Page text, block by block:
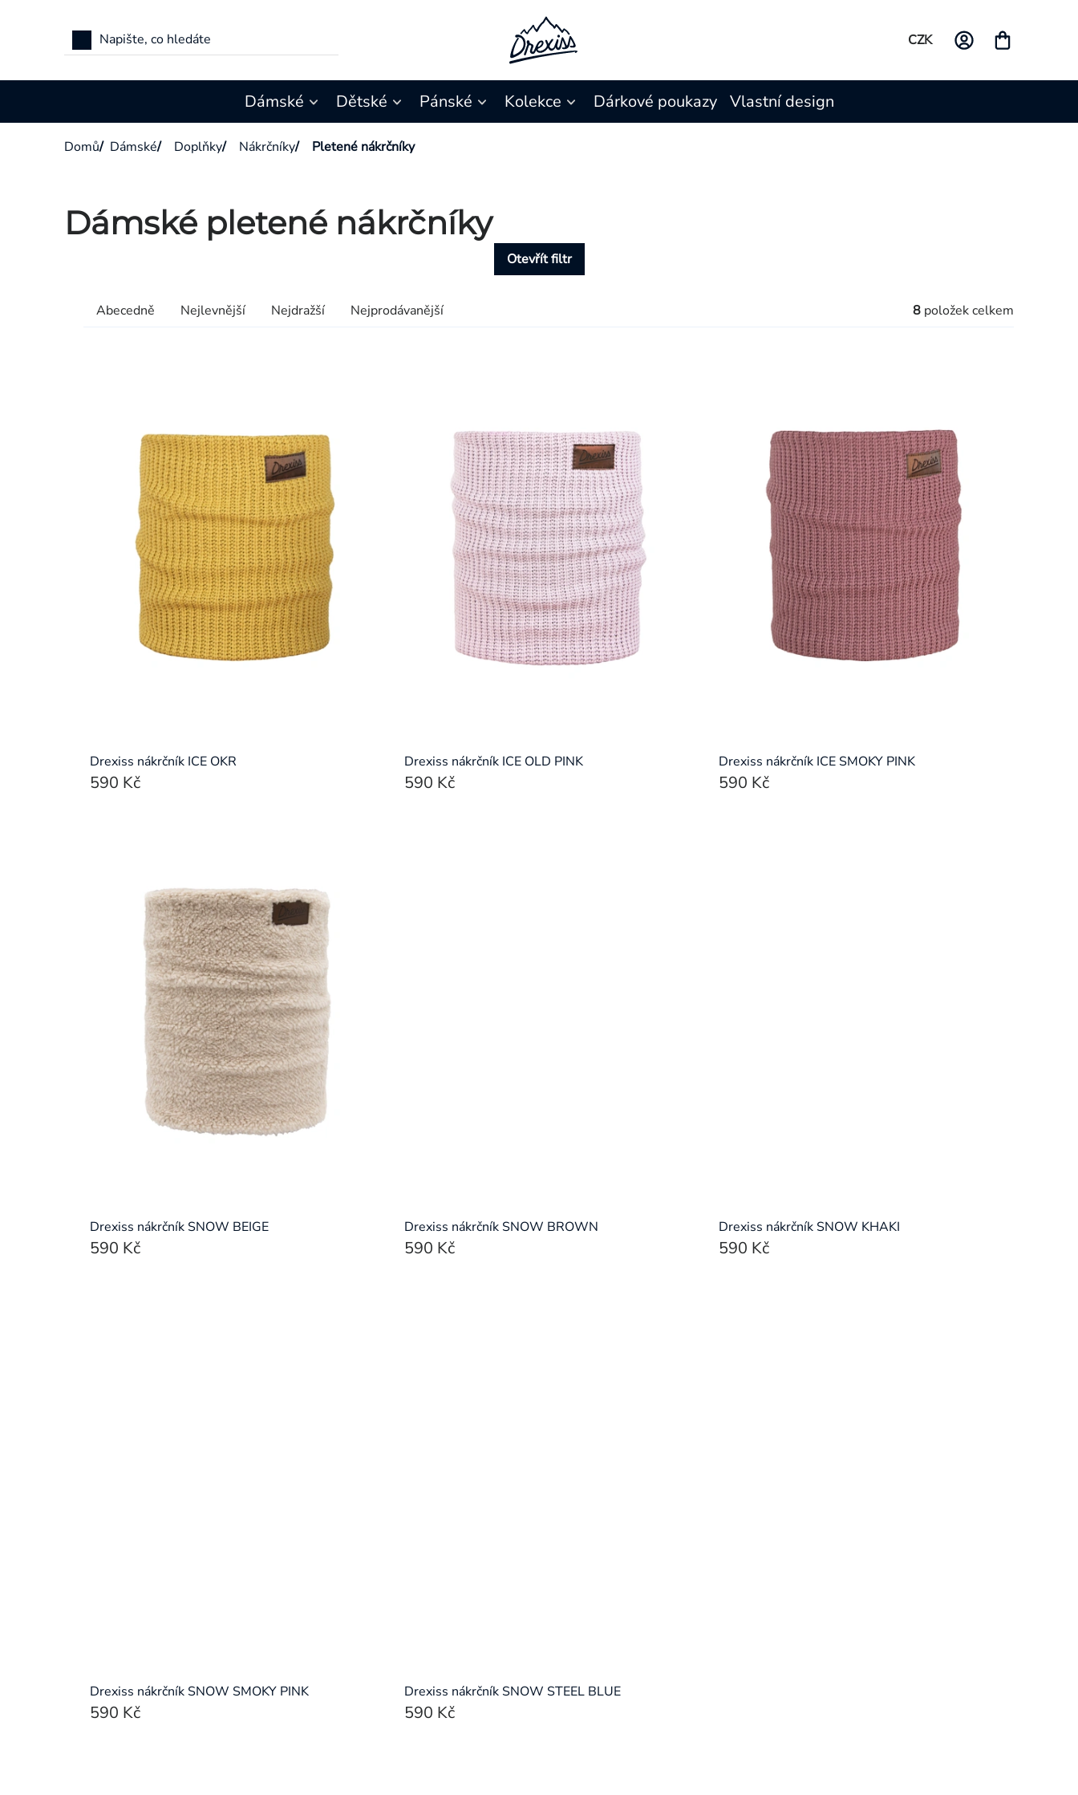
CZK
Dámské Dětské Pánské Kolekce Dárkové poukazy Vlastní design
Domů/ Dámské/ Doplňky/ Nákrčníky/ Pletené nákrčníky
Dámské pletené nákrčníky
Řazení
Abecedně Nejlevnější Nejdražší Nejprodávanější 8 položek celkem
Otevřít filtr
produktů
Drexiss nákrčník ICE OKR
590 Kč
Drexiss nákrčník ICE OLD PINK
590 Kč
Drexiss nákrčník ICE SMOKY PINK
590 Kč
Drexiss nákrčník SNOW BEIGE
590 Kč
Drexiss nákrčník SNOW BROWN
590 Kč
Drexiss nákrčník SNOW KHAKI
590 Kč
Drexiss nákrčník SNOW SMOKY PINK
590 Kč
Drexiss nákrčník SNOW STEEL BLUE
590 Kč